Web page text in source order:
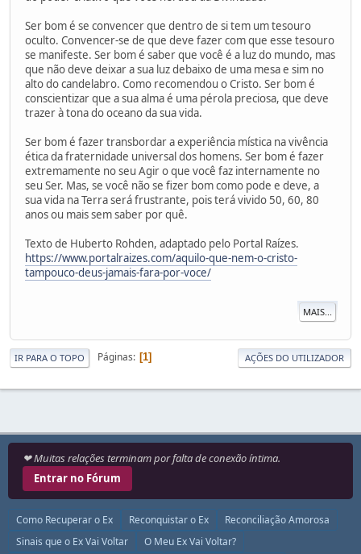
Ser bom é se convencer que dentro de si tem um tesouro
oculto. Convencer-se de que deve fazer com que esse tesouro
se manifeste. Ser bom é saber que você é a luz do mundo, mas
que não deve deixar a sua luz debaixo de uma mesa e sim no
alto do candelabro. Como recomendou o Cristo. Ser bom é
conscientizar que a sua alma é uma pérola preciosa, que deve
trazer à tona do oceano da sua vida.
Ser bom é fazer transbordar a experiência mística na vivência
ética da fraternidade universal dos homens. Ser bom é fazer
extremamente no seu Agir o que você faz internamente no
seu Ser. Mas, se você não se fizer bom como pode e deve, a
sua vida na Terra será frustrante, pois terá vivido 50, 60, 80
anos ou mais sem saber por quê.
Texto de Huberto Rohden, adaptado pelo Portal Raízes.
https://www.portalraizes.com/aquilo-que-nem-o-cristo-
tampouco-deus-jamais-fara-por-voce/
MAIS...
IR PARA O TOPO Páginas 1 AÇÕES DO UTILIZADOR
❤ Muitas relações terminam por falta de conexão íntima.
Entrar no Fórum
Como Recuperar o Ex Reconquistar o Ex
Reconciliação Amorosa
Sinais que o Ex Vai Voltar
O Meu Ex Vai Voltar?